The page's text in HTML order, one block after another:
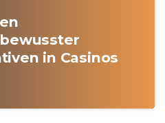
in Casinos